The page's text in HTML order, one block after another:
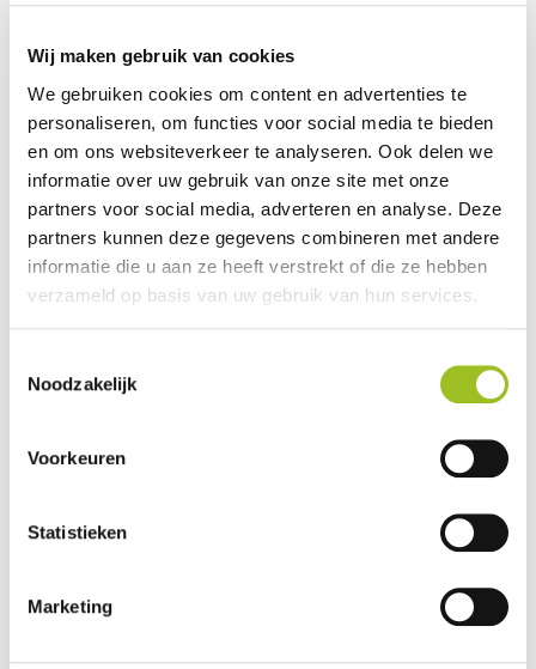
Wij maken gebruik van cookies
We gebruiken cookies om content en advertenties te
personaliseren, om functies voor social media te bieden
en om ons websiteverkeer te analyseren. Ook delen we
informatie over uw gebruik van onze site met onze
partners voor social media, adverteren en analyse. Deze
partners kunnen deze gegevens combineren met andere
informatie die u aan ze heeft verstrekt of die ze hebben
verzameld op basis van uw gebruik van hun services.
Noodzakelijk
Voorkeuren
Statistieken
Marketing
09.15 – 10.30 uur heenpendel
Aanmelden:vóór 5 oktober 2023.
Direct aanmelden
Dagprogramma
9.30 uurInloop en ontvangst
Mogelijkheid tot bezoekeninformatiemarkt
Bert Brand
10.45 uurKeynote speaker:
Harold van de Ven –
Wat betekent ons huis voor onze auto? Architect,
Turbodenker en Spreker met Energie
mobiliteit, biobased bouwen, technische installaties
tegenkomen.